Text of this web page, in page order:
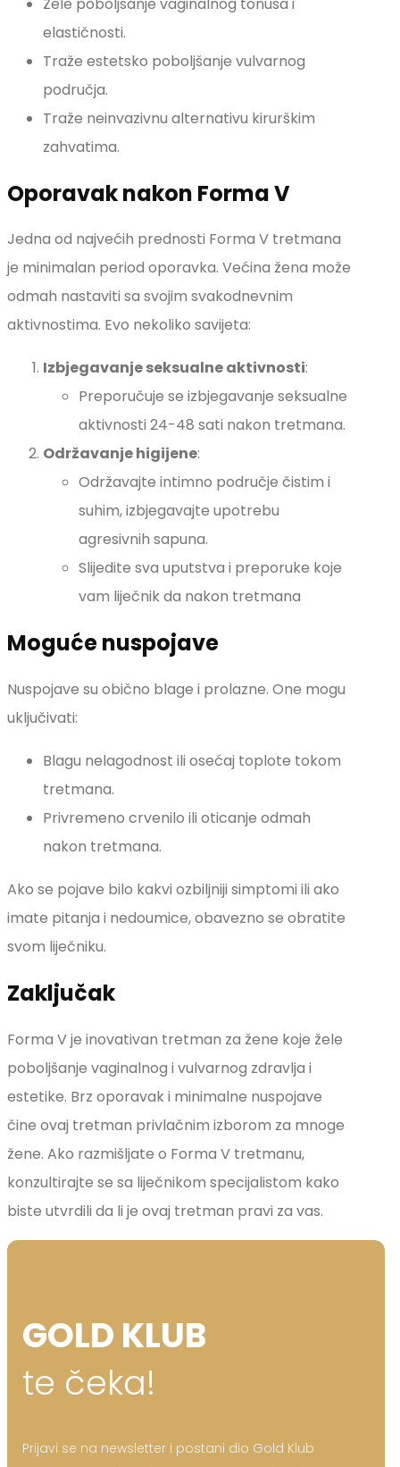
elastičnosti.
Traže estetsko poboljšanje vulvarnog
područja.
Traže neinvazivnu alternativu kirurškim
zahvatima.
Oporavak nakon Forma V
Jedna od najvećih prednosti Forma V tretmana
je minimalan period oporavka. Većina žena može
odmah nastaviti sa svojim svakodnevnim
aktivnostima. Evo nekoliko savijeta:
Izbjegavanje seksualne aktivnosti:
Preporučuje se izbjegavanje seksualne
aktivnosti 24-48 sati nakon tretmana.
Održavanje higijene:
Održavajte intimno područje čistim i
suhim, izbjegavajte upotrebu
agresivnih sapuna.
Slijedite sva uputstva i preporuke koje
vam liječnik da nakon tretmana
Moguće nuspojave
Nuspojave su obično blage i prolazne. One mogu
uključivati:
Blagu nelagodnost ili osećaj toplote tokom
tretmana.
Privremeno crvenilo ili oticanje odmah
nakon tretmana.
Ako se pojave bilo kakvi ozbiljniji simptomi ili ako
imate pitanja i nedoumice, obavezno se obratite
svom liječniku.
Zaključak
Forma V je inovativan tretman za žene koje žele
poboljšanje vaginalnog i vulvarnog zdravlja i
estetike. Brz oporavak i minimalne nuspojave
čine ovaj tretman privlačnim izborom za mnoge
žene. Ako razmišljate o Forma V tretmanu,
konzultirajte se sa liječnikom specijalistom kako
biste utvrdili da li je ovaj tretman pravi za vas.
GOLD KLUB
te čeka!
Prijavi se na newsletter i postani dio Gold Klub